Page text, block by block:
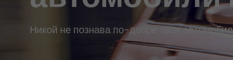
Никой не познава по-добре твоя